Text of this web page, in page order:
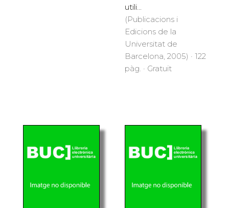
utili...
(Publicacions i
Edicions de la
Universitat de
Barcelona, 2005) · 122
pàg. · Gratuït